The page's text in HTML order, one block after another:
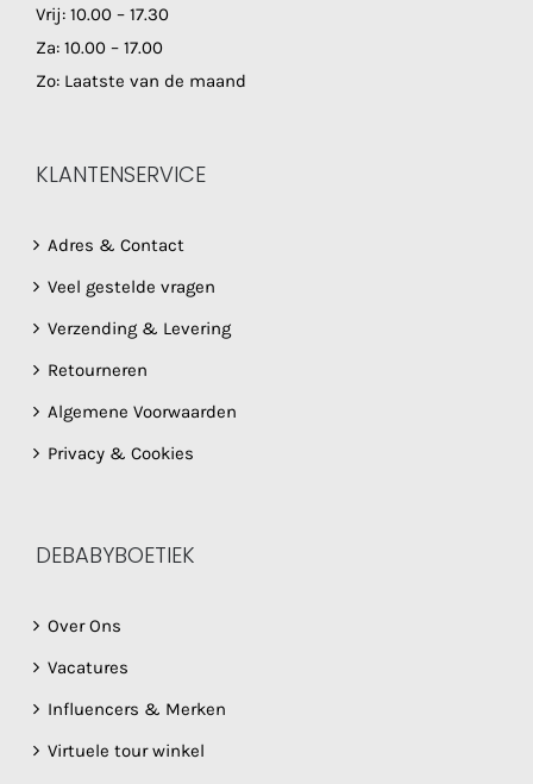
Vrij: 10.00 – 17.30
Za: 10.00 – 17.00
Zo: Laatste van de maand
KLANTENSERVICE
Adres & Contact
Veel gestelde vragen
Verzending & Levering
Retourneren
Algemene Voorwaarden
Privacy & Cookies
DEBABYBOETIEK
Over Ons
Vacatures
Influencers & Merken
Virtuele tour winkel